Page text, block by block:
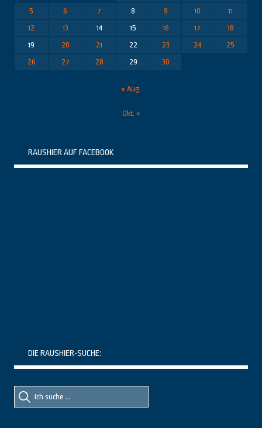
5
6 7 8 9 10
11
12
13 14 15 16 17
18
19
20 21 22 23 24
25
26
27 28 29 30
« Aug.
Okt. »
RAUSHIER AUF FACEBOOK
DIE RAUSHIER-SUCHE:
Suche
nach::
Suche
nach: